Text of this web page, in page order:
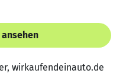
wirkaufendeinauto.de